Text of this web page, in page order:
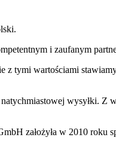
i zaufanym
tymi wartościami
wysyłki. Z
założyła w 2010 roku